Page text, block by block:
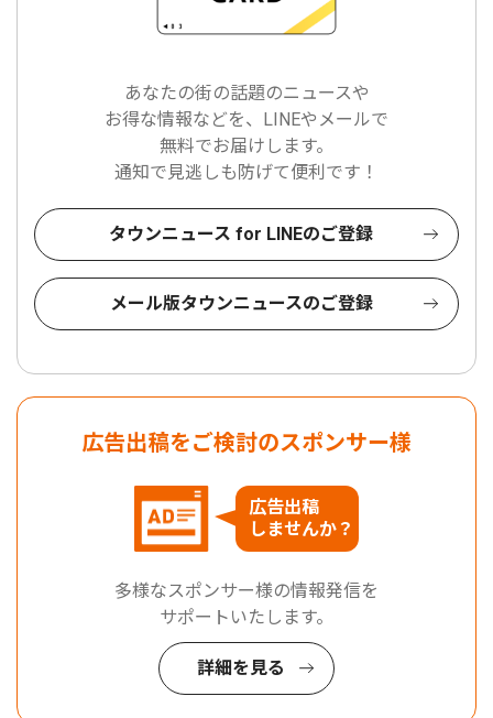
あなたの街の話題のニュースや
お得な情報などを、LINEやメールで
無料でお届けします。
通知で見逃しも防げて便利です！
タウンニュース for LINEのご登録
メール版タウンニュースのご登録
広告出稿をご検討のスポンサー様
広告出稿
しませんか？
多様なスポンサー様の情報発信を
サポートいたします。
詳細を見る